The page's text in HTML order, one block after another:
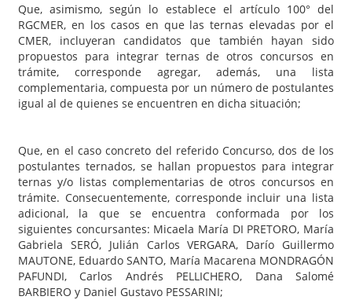
Que, asimismo, según lo establece el artículo 100° del
RGCMER, en los casos en que las ternas elevadas por el
CMER, incluyeran candidatos que también hayan sido
propuestos para integrar ternas de otros concursos en
trámite, corresponde agregar, además, una lista
complementaria, compuesta por un número de postulantes
igual al de quienes se encuentren en dicha situación;
Que, en el caso concreto del referido Concurso, dos de los
postulantes ternados, se hallan propuestos para integrar
ternas y/o listas complementarias de otros concursos en
trámite. Consecuentemente, corresponde incluir una lista
adicional, la que se encuentra conformada por los
siguientes concursantes: Micaela María DI PRETORO, María
Gabriela SERÓ, Julián Carlos VERGARA, Darío Guillermo
MAUTONE, Eduardo SANTO, María Macarena MONDRAGÓN
PAFUNDI, Carlos Andrés PELLICHERO, Dana Salomé
BARBIERO y Daniel Gustavo PESSARINI;